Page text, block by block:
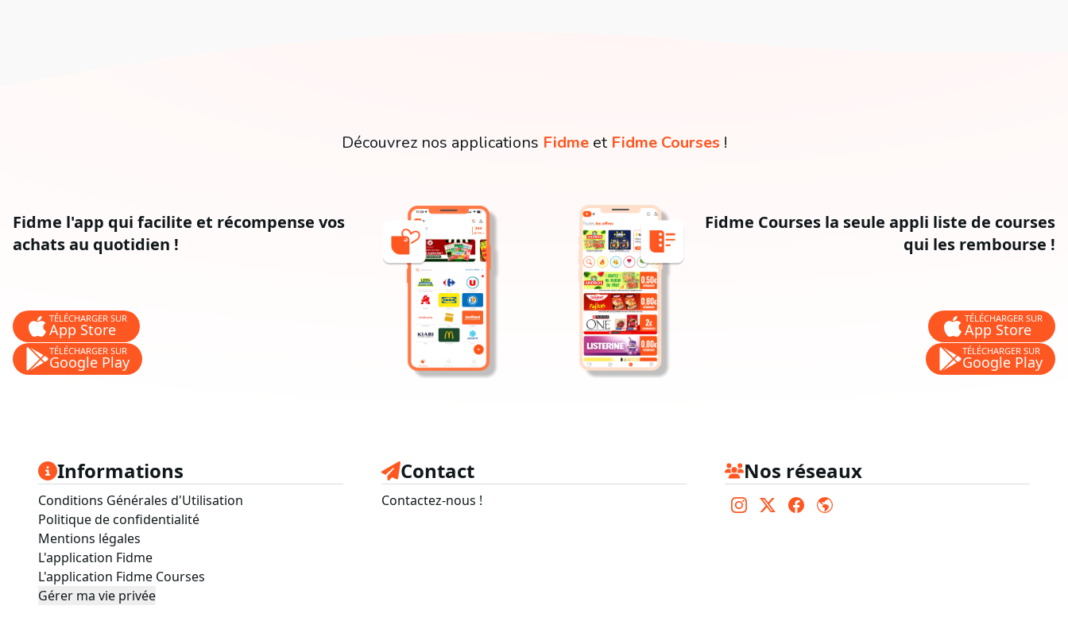
Découvrez nos applications Fidme et Fidme Courses !
Fidme l'app qui facilite et récompense vos
achats au quotidien !
TÉLÉCHARGER SUR
App Store
TÉLÉCHARGER SUR
Google Play
Fidme Courses la seule appli liste de courses
qui les rembourse !
TÉLÉCHARGER SUR
App Store
TÉLÉCHARGER SUR
Google Play
Informations
Conditions Générales d'Utilisation
Politique de confidentialité
Mentions légales
L'application Fidme
L'application Fidme Courses
Gérer ma vie privée
Contact
Contactez-nous !
Nos réseaux